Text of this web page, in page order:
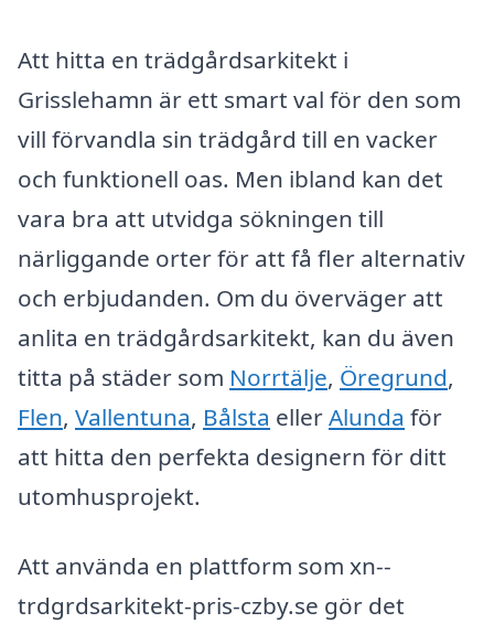
Att hitta en trädgårdsarkitekt i
Grisslehamn är ett smart val för den som
vill förvandla sin trädgård till en vacker
och funktionell oas. Men ibland kan det
vara bra att utvidga sökningen till
närliggande orter för att få fler alternativ
och erbjudanden. Om du överväger att
anlita en trädgårdsarkitekt, kan du även
titta på städer som Norrtälje, Öregrund,
Flen, Vallentuna, Bålsta ellerAlunda för
att hitta den perfekta designern för ditt
utomhusprojekt.
Att använda en plattform som xn--
trdgrdsarkitekt-pris-czby.se gör det